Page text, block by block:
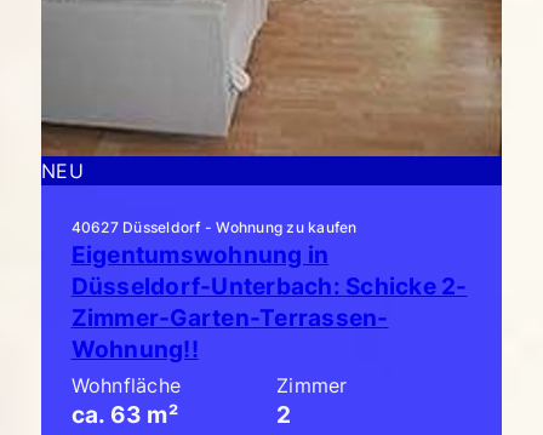
NEU
40627 Düsseldorf - Wohnung zu kaufen
Eigentumswohnung in
Düsseldorf-Unterbach: Schicke 2-
Zimmer-Garten-Terrassen-
Wohnung!!
Wohnfläche
ca. 63 m²
Zimmer
2